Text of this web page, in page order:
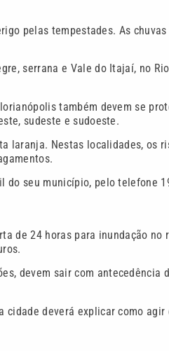
pelas tempestades. As
serrana e Vale do Itajaí, no
também devem se
sudeste e sudoeste.
laranja. Nestas localidades, os
do seu município, pelo telefone
de 24 horas para inundação no
devem sair com antecedência
deverá explicar como